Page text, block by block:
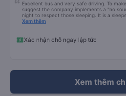
Excellent bus and very safe driving. To
suggest the company implements a "no
night to respect those sleeping. It is a
please display the Wi-Fi password clearly
quy định rõ ràng về việc giữ im lặng (tắt âm
để tránh làm phiền hành khách khác ngủ.
khẩu Wi-Fi trong xe để hành khách dễ
Xem thêm
Xác nhận chỗ ngay lập tức
Xem thêm